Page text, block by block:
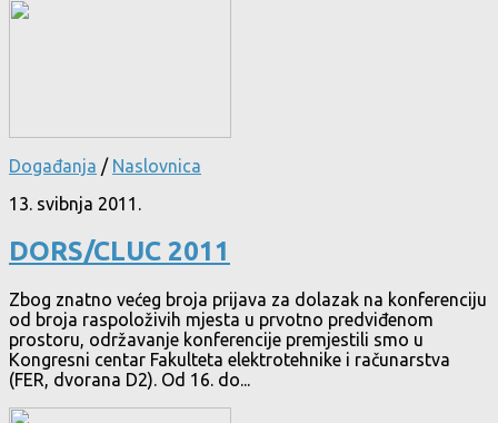
Događanja / Naslovnica
13. svibnja 2011.
DORS/CLUC 2011
Zbog znatno većeg broja prijava za dolazak na konferenciju
od broja raspoloživih mjesta u prvotno predviđenom
prostoru, održavanje konferencije premjestili smo u
Kongresni centar Fakulteta elektrotehnike i računarstva
(FER, dvorana D2). Od 16. do...